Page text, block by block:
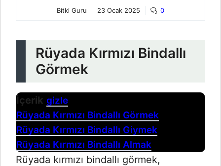
Bitki Guru 23 Ocak 2025 0
Rüyada Kırmızı Bindallı
Görmek
İçerik gizle
Rüyada Kırmızı Bindallı Görmek
Rüyada Kırmızı Bindallı Giymek
Rüyada Kırmızı Bindallı Almak
Rüyada kırmızı bindallı görmek,